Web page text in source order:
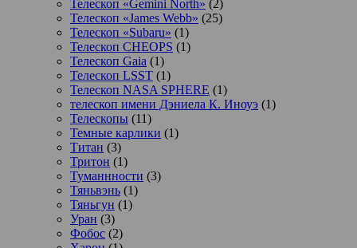
Телескоп «Gemini North» (2)
Телескоп «James Webb» (25)
Телескоп «Subaru» (1)
Телескоп CHEOPS (1)
Телескоп Gaia (1)
Телескоп LSST (1)
Телескоп NASA SPHERE (1)
телескоп имени Дэниела К. Иноуэ (1)
Телескопы (11)
Темные карлики (1)
Титан (3)
Тритон (1)
Туманнности (3)
Тяньвэнь (1)
Тяньгун (1)
Уран (3)
Фобос (2)